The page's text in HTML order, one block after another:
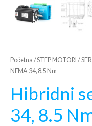
Početna /STEP MOTORI /
NEMA 34, 8.5 Nm
Hibridni
34, 8.5